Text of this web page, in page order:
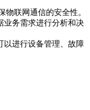
联网通信的安全性。
业务需求进行分析和决
以进行设备管理、故障